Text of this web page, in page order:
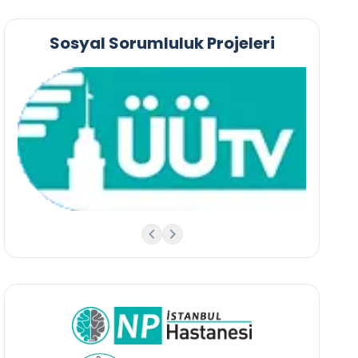
Sosyal Sorumluluk Projeleri